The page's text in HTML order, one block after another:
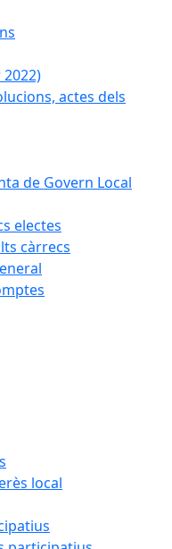
actes dels
de Govern Local
electes
càrrecs
local